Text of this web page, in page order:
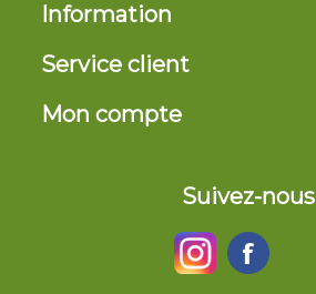
Information
Service client
Mon compte
Suivez-nous